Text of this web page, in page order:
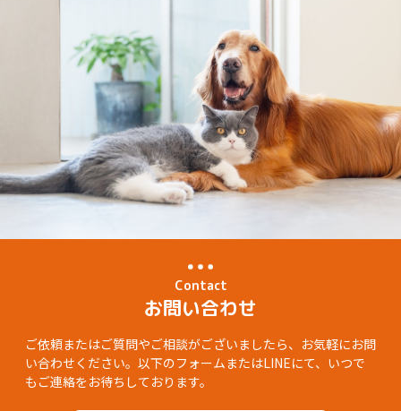
Contact
お問い合わせ
ご依頼またはご質問やご相談がございましたら、お気軽にお問
い合わせください。以下のフォームまたはLINEにて、いつで
もご連絡をお待ちしております。